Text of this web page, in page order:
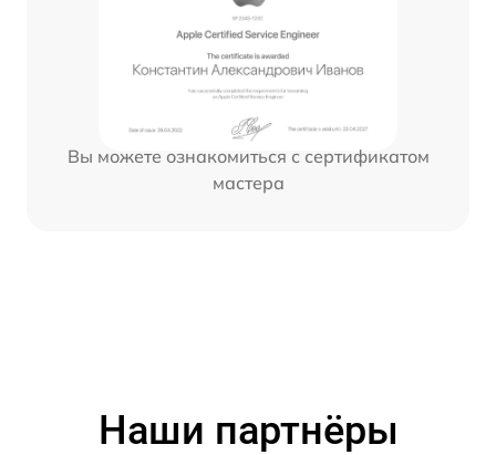
Вы можете ознакомиться с сертификатом
мастера
Наши партнёры